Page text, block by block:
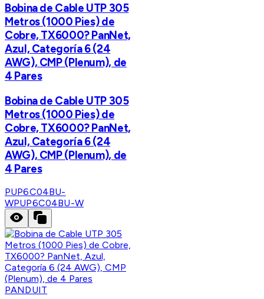
Bobina de Cable UTP 305
Metros (1000 Pies) de
Cobre, TX6000? PanNet,
Azul, Categoría 6 (24
AWG), CMP (Plenum), de
4 Pares
Bobina de Cable UTP 305
Metros (1000 Pies) de
Cobre, TX6000? PanNet,
Azul, Categoría 6 (24
AWG), CMP (Plenum), de
4 Pares
PUP6C04BU-
WPUP6C04BU-W
PANDUIT